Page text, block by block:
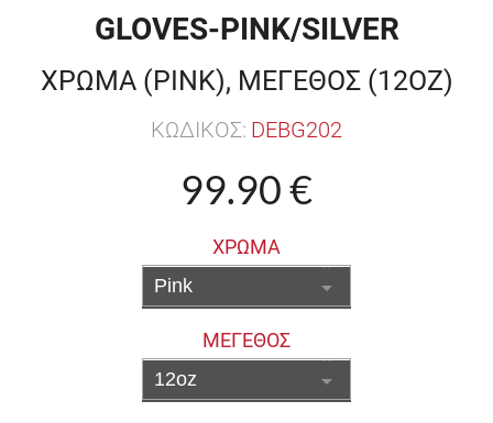
GLOVES-PINK/SILVER
ΧΡΩΜΑ (PINK), ΜΕΓΕΘΟΣ (12OZ)
ΚΩΔΙΚΟΣ: DEBG202
99.90 €
ΧΡΩΜΑ
ΜΕΓΕΘΟΣ